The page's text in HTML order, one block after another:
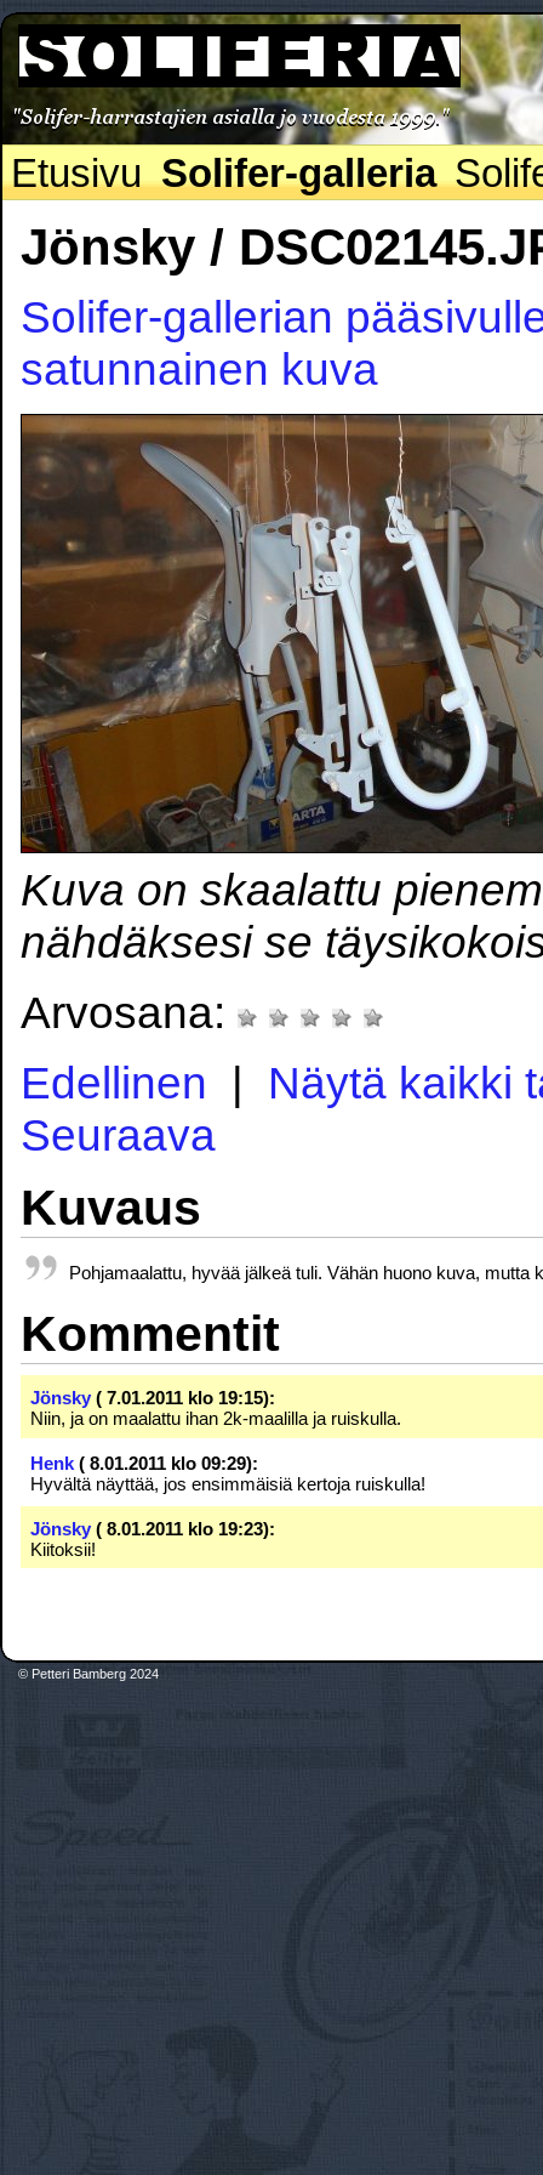
Etusivu Solifer-galleria
Jönsky /
Solifer-gallerian
satunnainen kuva
Kuva on skaalattu
nähdäksesi se
Arvosana:
Edellinen | Näytä kaikki
Seuraava
Kuvaus
Pohjamaalattu, hyvää jälkeä tuli. Vähän huono kuva, mutta
Kommentit
Jönsky( 7.01.2011 klo 19:15):
Niin, ja on maalattu ihan 2k-maalilla ja ruiskulla.
Henk( 8.01.2011 klo 09:29):
Hyvältä näyttää, jos ensimmäisiä kertoja ruiskulla!
Jönsky( 8.01.2011 klo 19:23):
Kiitoksii!
© Petteri Bamberg 2024